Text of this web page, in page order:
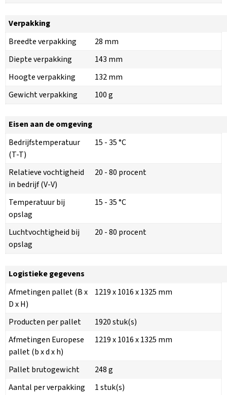
Verpakking
Breedte verpakking
28 mm
Diepte verpakking
143 mm
Hoogte verpakking
132 mm
Gewicht verpakking
100 g
Eisen aan de omgeving
Bedrijfstemperatuur
(T-T)
15 - 35 °C
Relatieve vochtigheid
in bedrijf (V-V)
20 - 80 procent
Temperatuur bij
opslag
15 - 35 °C
Luchtvochtigheid bij
opslag
20 - 80 procent
Logistieke gegevens
Afmetingen pallet (B x
D x H)
1219 x 1016 x 1325 mm
Producten per pallet
1920 stuk(s)
Afmetingen Europese
pallet (b x d x h)
1219 x 1016 x 1325 mm
Pallet brutogewicht
248 g
Aantal per verpakking
1 stuk(s)